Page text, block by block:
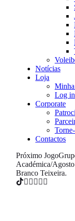
Notícias
Loja
Log
Corporate
Contactos
Próximo Jogo
Académica/
Branco Teixeira.